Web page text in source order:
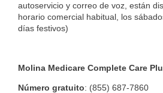
autoservicio y correo de voz, están
horario comercial habitual, los
días festivos)
Molina Medicare Complete Care
Número gratuito: (855) 687-7860